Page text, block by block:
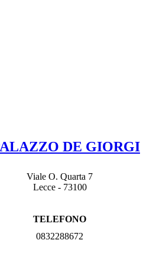
DE GIORGI
Viale O. Quarta 7
Lecce - 73100
TELEFONO
0832288672